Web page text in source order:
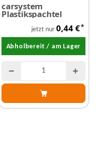
carsystem
Plastikspachtel
jetzt nur 0,44 €*
Abholbereit / am Lager